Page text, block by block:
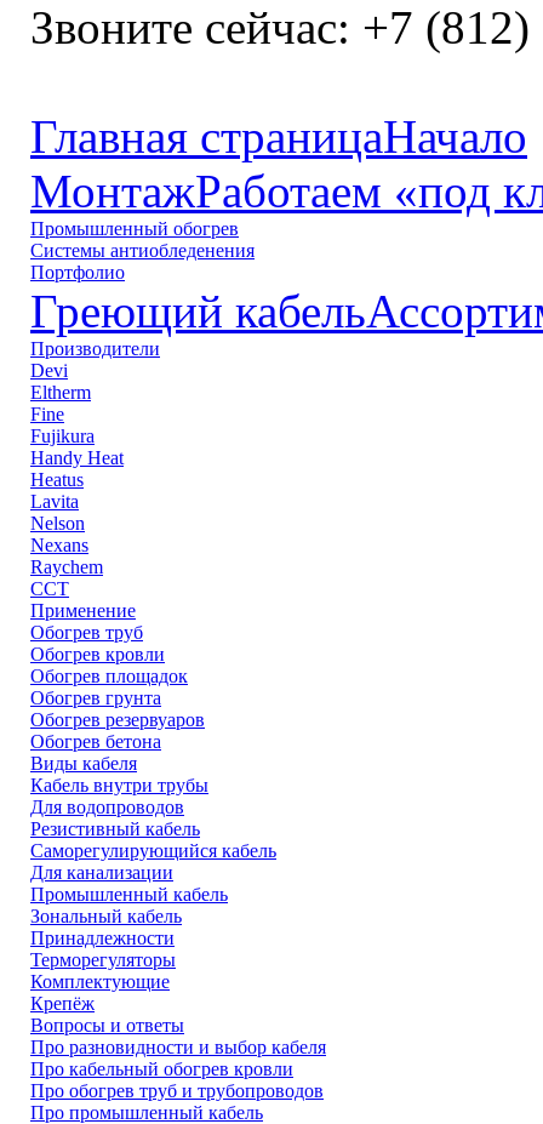
Звоните сейчас: +7 (812)
Главная страницаНачало
МонтажРаботаем «под
Промышленный обогрев
Системы антиобледенения
Портфолио
Греющий кабель
Производители
Devi
Eltherm
Fine
Fujikura
Handy Heat
Heatus
Lavita
Nelson
Nexans
Raychem
ССТ
Применение
Обогрев труб
Обогрев кровли
Обогрев площадок
Обогрев грунта
Обогрев резервуаров
Обогрев бетона
Виды кабеля
Кабель внутри трубы
Для водопроводов
Резистивный кабель
Саморегулирующийся кабель
Для канализации
Промышленный кабель
Зональный кабель
Принадлежности
Терморегуляторы
Комплектующие
Крепёж
Вопросы и ответы
Про разновидности и выбор кабеля
Про кабельный обогрев кровли
Про обогрев труб и трубопроводов
Про промышленный кабель